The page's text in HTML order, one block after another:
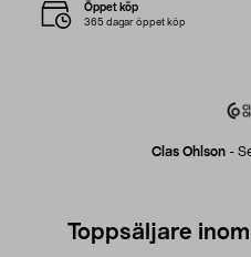
Clas Ohlson -
Öppet köp
365 dagar öppet köp
Toppsäljare